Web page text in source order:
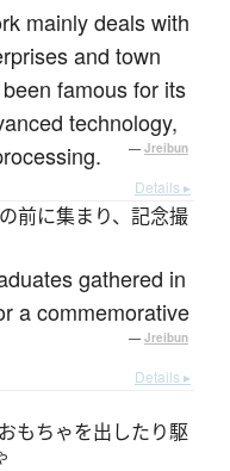
mainly deals with
and town
famous for its
technology,
— Jreibun
Details ▸
前に集まり、記念撮
gathered in
a commemorative
— Jreibun
Details ▸
もちゃを出したり駆